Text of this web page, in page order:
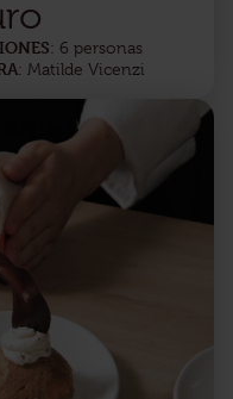
: 6 personas
: Matilde Vicenzi